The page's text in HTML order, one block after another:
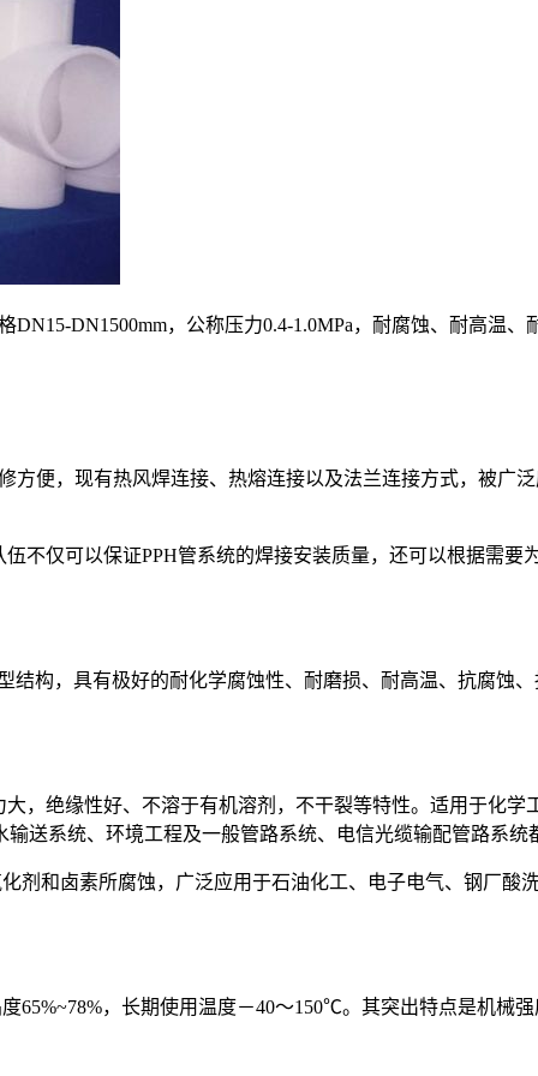
DN1500mm，公称压力0.4-1.0MPa，耐腐蚀、耐高温
方便，现有热风焊连接、热熔连接以及法兰连接方式，被广
不仅可以保证PPH管系统的焊接安装质量，还可以根据需要
结构，具有极好的耐化学腐蚀性、耐磨损、耐高温、抗腐蚀
，绝缘性好、不溶于有机溶剂，不干裂等特性。适用于化
送系统、环境工程及一般管路系统、电信光缆输配管路系统
剂和卤素所腐蚀，广泛应用于石油化工、电子电气、钢厂酸
65%~78%，长期使用温度－40～150℃。其突出特点是机械